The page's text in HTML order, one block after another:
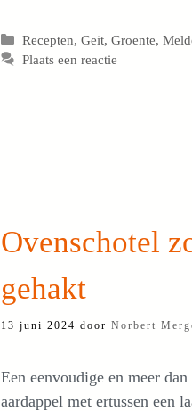
Categorieën
Recepten,Geit,Groente,
Plaats een reactie
Ovenschotel
gehakt
13 juni 2024 door Norbert
Een eenvoudige en meer
aardappel met ertussen een